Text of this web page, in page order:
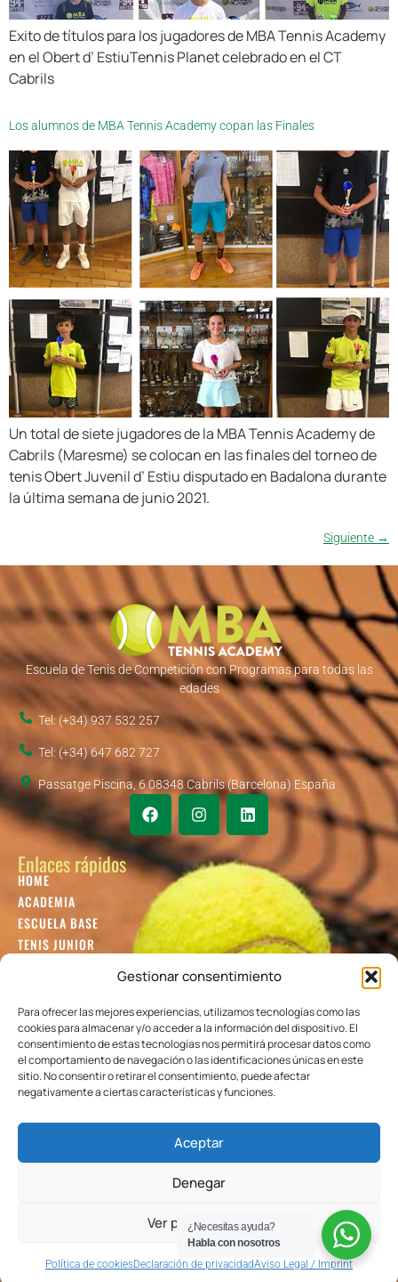
Gestionar consentimiento
Para ofrecer las mejores experiencias, utilizamos tecnologías como las
cookies para almacenar y/o acceder a la información del dispositivo. El
consentimiento de estas tecnologías nos permitirá procesar datos como
el comportamiento de navegación o las identificaciones únicas en este
sitio. No consentir o retirar el consentimiento, puede afectar
negativamente a ciertas características y funciones.
Aceptar
Denegar
Ver preferencias
Política de cookiesDeclaración de privacidadAviso Legal / Imprint
Exito de títulos para los jugadores de MBA Tennis Academy
en el Obert d’ EstiuTennis Planet celebrado en el CT
Cabrils
Los alumnos de MBA Tennis Academy copan las Finales
Un total de siete jugadores de la MBA Tennis Academy de
Cabrils (Maresme) se colocan en las finales del torneo de
tenis Obert Juvenil d’ Estiu disputado en Badalona durante
la última semana de junio 2021.
Siguiente →
Escuela de Tenis de Competición con Programas para todas las
edades
Tel: (+34) 937 532 257
Tel: (+34) 647 682 727
Passatge Piscina, 6 08348 Cabrils (Barcelona) España
Enlaces rápidos
HOME
ACADEMIA
ESCUELA BASE
TENIS JUNIOR
TENIS INTERNACIONAL
BLOG
GUÍA
Colaboradores
Declaración de privacidad
Política de cookies
¿Necesitas ayuda?
Habla con nosotros